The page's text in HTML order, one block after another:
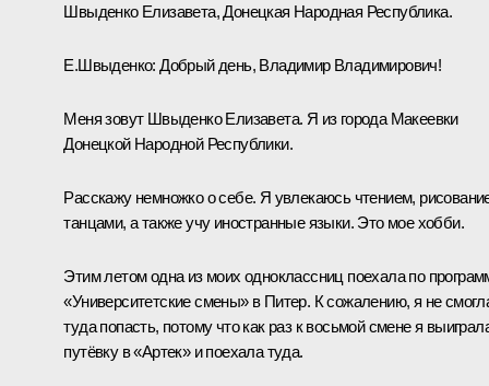
Швыденко Елизавета, Донецкая Народная Республика.
Е.Швыденко:Добрый день, Владимир Владимирович!
Меня зовут Швыденко Елизавета. Я из города Макеевки
Донецкой Народной Республики.
Расскажу немножко о себе. Я увлекаюсь чтением,
танцами, а также учу иностранные языки. Это мое хобби.
Этим летом одна из моих одноклассниц поехала по
«Университетские смены» в Питер. К сожалению, я не
туда попасть, потому что как раз к восьмой смене я
путёвку в «Артек» и поехала туда.